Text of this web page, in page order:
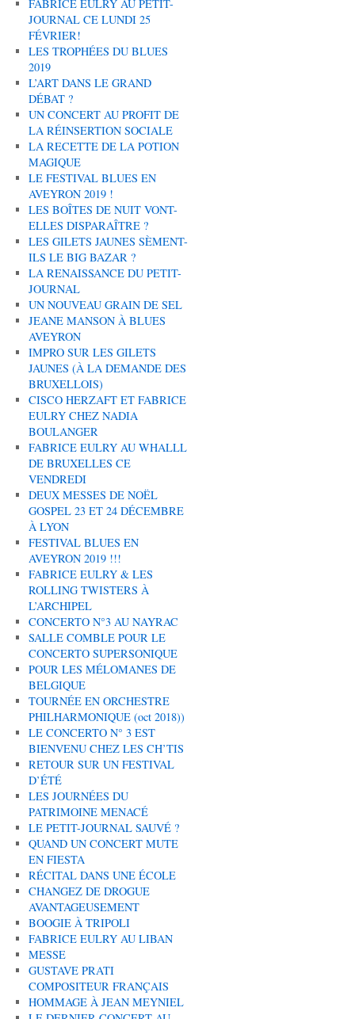
FABRICE EULRY AU PETIT-
JOURNAL CE LUNDI 25
FÉVRIER!
LES TROPHÉES DU BLUES
2019
L’ART DANS LE GRAND
DÉBAT ?
UN CONCERT AU PROFIT DE
LA RÉINSERTION SOCIALE
LA RECETTE DE LA POTION
MAGIQUE
LE FESTIVAL BLUES EN
AVEYRON 2019 !
LES BOÎTES DE NUIT VONT-
ELLES DISPARAÎTRE ?
LES GILETS JAUNES SÈMENT-
ILS LE BIG BAZAR ?
LA RENAISSANCE DU PETIT-
JOURNAL
UN NOUVEAU GRAIN DE SEL
JEANE MANSON À BLUES
AVEYRON
IMPRO SUR LES GILETS
JAUNES (À LA DEMANDE DES
BRUXELLOIS)
CISCO HERZAFT ET FABRICE
EULRY CHEZ NADIA
BOULANGER
FABRICE EULRY AU WHALLL
DE BRUXELLES CE
VENDREDI
DEUX MESSES DE NOËL
GOSPEL 23 ET 24 DÉCEMBRE
À LYON
FESTIVAL BLUES EN
AVEYRON 2019 !!!
FABRICE EULRY & LES
ROLLING TWISTERS À
L’ARCHIPEL
CONCERTO N°3 AU NAYRAC
SALLE COMBLE POUR LE
CONCERTO SUPERSONIQUE
POUR LES MÉLOMANES DE
BELGIQUE
TOURNÉE EN ORCHESTRE
PHILHARMONIQUE (oct 2018))
LE CONCERTO N° 3 EST
BIENVENU CHEZ LES CH’TIS
RETOUR SUR UN FESTIVAL
D’ÉTÉ
LES JOURNÉES DU
PATRIMOINE MENACÉ
LE PETIT-JOURNAL SAUVÉ ?
QUAND UN CONCERT MUTE
EN FIESTA
RÉCITAL DANS UNE ÉCOLE
CHANGEZ DE DROGUE
AVANTAGEUSEMENT
BOOGIE À TRIPOLI
FABRICE EULRY AU LIBAN
MESSE
GUSTAVE PRATI
COMPOSITEUR FRANÇAIS
HOMMAGE À JEAN MEYNIEL